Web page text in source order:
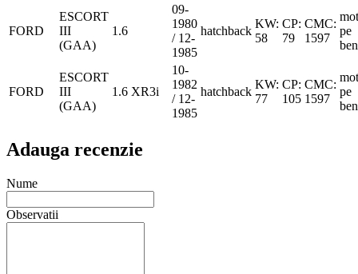
FORD
ESCORT
III
(GAA)
1.6
09-
1980
/ 12-
1985
hatchback
KW:
58
CP:
79
CMC:
1597
pe
FORD
ESCORT
III
(GAA)
1.6 XR3i
10-
1982
/ 12-
1985
hatchback
KW:
77
CP:
105
CMC:
1597
pe
Adauga recenzie
Nume
Observatii